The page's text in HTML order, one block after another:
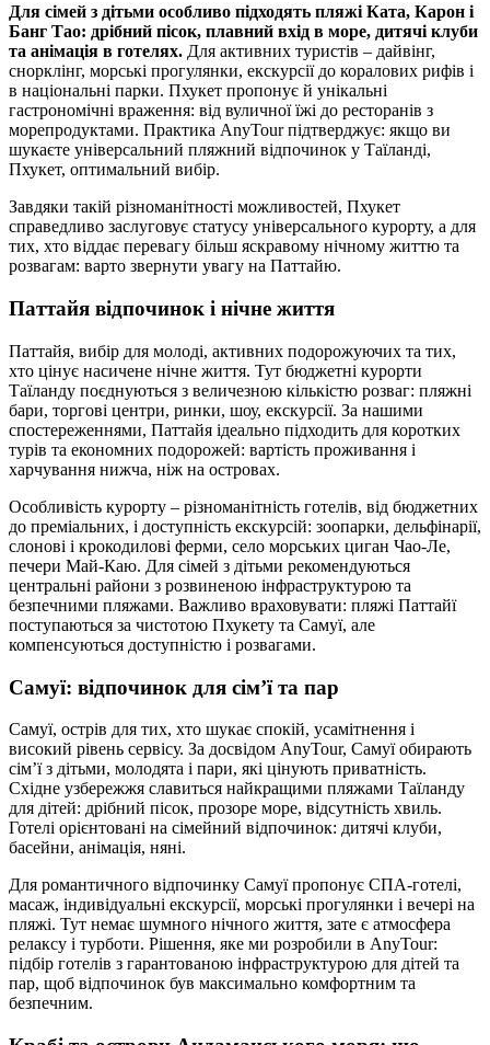
Для сімей з дітьми особливо підходять пляжі Ката, Карон і
Банг Тао: дрібний пісок, плавний вхід в море, дитячі клуби
та анімація в готелях. Для активних туристів – дайвінг,
снорклінг, морські прогулянки, екскурсії до коралових рифів і
в національні парки. Пхукет пропонує й унікальні
гастрономічні враження: від вуличної їжі до ресторанів з
морепродуктами. Практика AnyTour підтверджує: якщо ви
шукаєте універсальний пляжний відпочинок у Таїланді,
Пхукет, оптимальний вибір.
Завдяки такій різноманітності можливостей, Пхукет
справедливо заслуговує статусу універсального курорту, а для
тих, хто віддає перевагу більш яскравому нічному життю та
розвагам: варто звернути увагу на Паттайю.
Паттайя відпочинок і нічне життя
Паттайя, вибір для молоді, активних подорожуючих та тих,
хто цінує насичене нічне життя. Тут бюджетні курорти
Таїланду поєднуються з величезною кількістю розваг: пляжні
бари, торгові центри, ринки, шоу, екскурсії. За нашими
спостереженнями, Паттайя ідеально підходить для коротких
турів та економних подорожей: вартість проживання і
харчування нижча, ніж на островах.
Особливість курорту – різноманітність готелів, від бюджетних
до преміальних, і доступність екскурсій: зоопарки, дельфінарії,
слонові і крокодилові ферми, село морських циган Чао-Ле,
печери Май-Каю. Для сімей з дітьми рекомендуються
центральні райони з розвиненою інфраструктурою та
безпечними пляжами. Важливо враховувати: пляжі Паттайї
поступаються за чистотою Пхукету та Самуї, але
компенсуються доступністю і розвагами.
Самуї: відпочинок для сім’ї та пар
Самуї, острів для тих, хто шукає спокій, усамітнення і
високий рівень сервісу. За досвідом AnyTour, Самуї обирають
сім’ї з дітьми, молодята і пари, які цінують приватність.
Східне узбережжя славиться найкращими пляжами Таїланду
для дітей: дрібний пісок, прозоре море, відсутність хвиль.
Готелі орієнтовані на сімейний відпочинок: дитячі клуби,
басейни, анімація, няні.
Для романтичного відпочинку Самуї пропонує СПА-готелі,
масаж, індивідуальні екскурсії, морські прогулянки і вечері на
пляжі. Тут немає шумного нічного життя, зате є атмосфера
релаксу і турботи. Рішення, яке ми розробили в AnyTour:
підбір готелів з гарантованою інфраструктурою для дітей та
пар, щоб відпочинок був максимально комфортним та
безпечним.